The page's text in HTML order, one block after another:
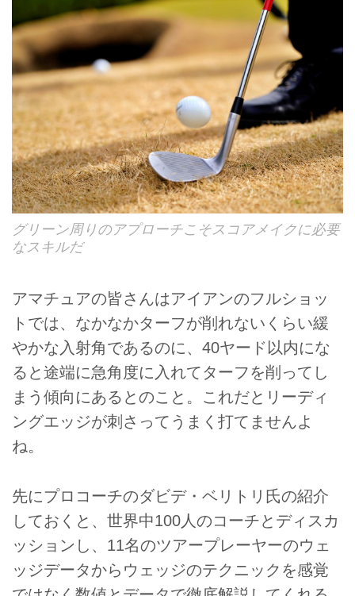
グリーン周りのアプローチこそスコアメイクに必要
なスキルだ
アマチュアの皆さんはアイアンのフルショッ
トでは、なかなかターフが削れないくらい緩
やかな入射角であるのに、40ヤード以内にな
ると途端に急角度に入れてターフを削ってし
まう傾向にあるとのこと。これだとリーディ
ングエッジが刺さってうまく打てませんよ
ね。
先にプロコーチのダビデ・ベリトリ氏の紹介
しておくと、世界中100人のコーチとディスカ
ッションし、11名のツアープレーヤーのウェ
ッジデータからウェッジのテクニックを感覚